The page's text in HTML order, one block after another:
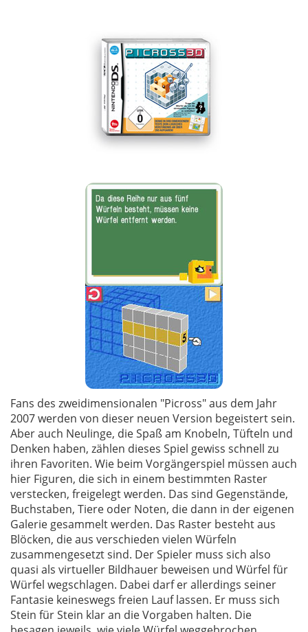
Fans des zweidimensionalen "Picross" aus dem Jahr
2007 werden von dieser neuen Version begeistert sein.
Aber auch Neulinge, die Spaß am Knobeln, Tüfteln und
Denken haben, zählen dieses Spiel gewiss schnell zu
ihren Favoriten. Wie beim Vorgängerspiel müssen auch
hier Figuren, die sich in einem bestimmten Raster
verstecken, freigelegt werden. Das sind Gegenstände,
Buchstaben, Tiere oder Noten, die dann in der eigenen
Galerie gesammelt werden. Das Raster besteht aus
Blöcken, die aus verschieden vielen Würfeln
zusammengesetzt sind. Der Spieler muss sich also
quasi als virtueller Bildhauer beweisen und Würfel für
Würfel wegschlagen. Dabei darf er allerdings seiner
Fantasie keineswegs freien Lauf lassen. Er muss sich
Stein für Stein klar an die Vorgaben halten. Die